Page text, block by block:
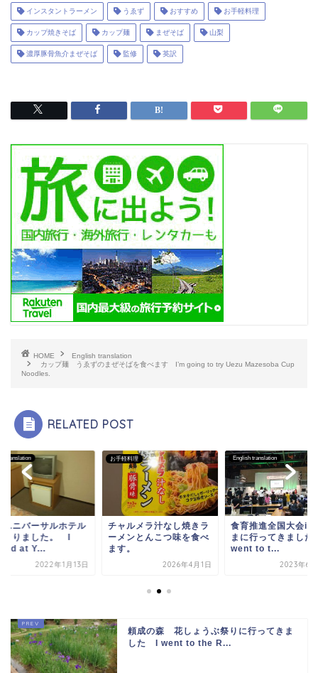
インスタントラーメン うゑず おすすめ お手軽料理
カップ焼きそば カップ麺 まぜそば 山梨
濃厚豚骨魚介まぜそば 監修 英訳
HOME
English translation
カップ麺 うゑずのまぜそばを食べます I’m going to try Uezu Mazesoba Cup
Noodles.
RELATED POST
料理
ルメラ汁なし焼きラ
ンとんこつ味を食べ
。
2026年4月1日
English translation
食育推進全国大会inとや
まに行ってきました I
went to t...
2023年6月25日
English translation
米子ユニバーサルホ
に泊まりました。 I
stayed at Y...
2022年1
頼成の森 花しょうぶ祭りに行ってきま
した I went to the R...